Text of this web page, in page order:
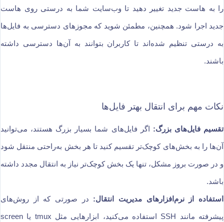
را به هاست جدید تغییر دهید تا وب‌سایت شما به درستی روی هاست
جدید اجرا شود. همچنین، مطمئن شوید که مجوزهای دسترسی به فایل‌ها
به درستی تنظیم شده‌اند تا کاربران بتوانند به آن‌ها دسترسی داشته
باشند.
نکات مهم برای انتقال بهتر فایل‌ها
تقسیم فایل‌های بزرگ: اگر فایل‌های شما بسیار بزرگ هستند، می‌توانید
آن‌ها را به بخش‌های کوچک‌تر تقسیم کنید تا هر بخش به‌راحتی منتقل شود
و در صورت بروز مشکل، تنها یک بخش کوچک‌تر نیاز به انتقال مجدد داشته
باشد.
استفاده از نرم‌افزارهای مدیریت انتقال: در صورتی که از روش‌های
پیشرفته مانند SSH استفاده می‌کنید، ابزارهایی مثل tmux یا screen